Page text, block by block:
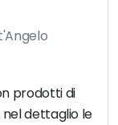
prodotti di
nel dettaglio le